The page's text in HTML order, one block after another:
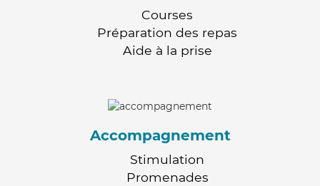
Courses
Préparation des repas
Aide à la prise
Accompagnement
Stimulation
Promenades